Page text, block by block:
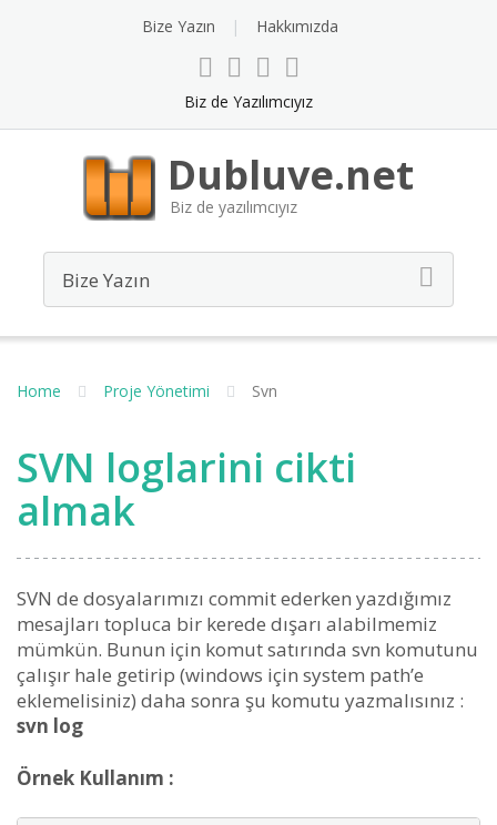
Bize Yazın Hakkımızda
Biz de Yazılımcıyız
Dubluve.net
Biz de yazılımcıyız
Home Proje Yönetimi Svn
SVN loglarini cikti
almak
SVN de dosyalarımızı commit ederken yazdığımız
mesajları topluca bir kerede dışarı alabilmemiz
mümkün. Bunun için komut satırında svn komutunu
çalışır hale getirip (windows için system path’e
eklemelisiniz) daha sonra şu komutu yazmalısınız :
svn log
Örnek Kullanım :